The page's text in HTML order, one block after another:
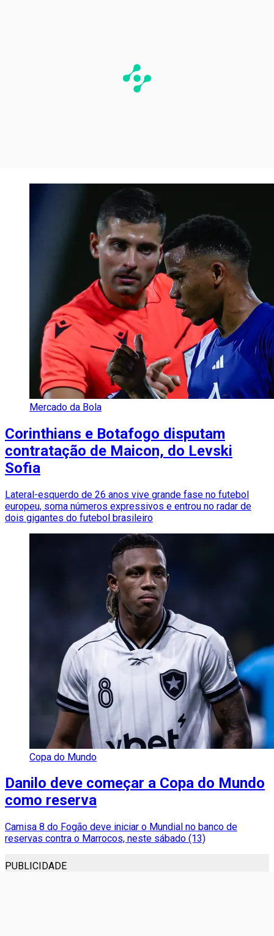
Mercado da Bola
Corinthians e Botafogo disputam
contratação de Maicon, do Levski
Sofia
Lateral-esquerdo de 26 anos vive grande fase no futebol
europeu, soma números expressivos e entrou no radar de
dois gigantes do futebol brasileiro
Copa do Mundo
Danilo deve começar a Copa do Mundo
como reserva
Camisa 8 do Fogão deve iniciar o Mundial no banco de
reservas contra o Marrocos, neste sábado (13)
PUBLICIDADE